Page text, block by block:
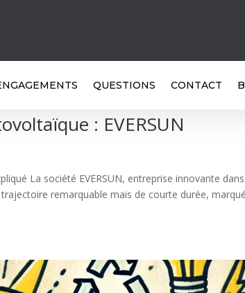
QUESTIONS CONTACT
: EVERSUN
La société EVERSUN, entreprise innovante
remarquable mais de courte durée,